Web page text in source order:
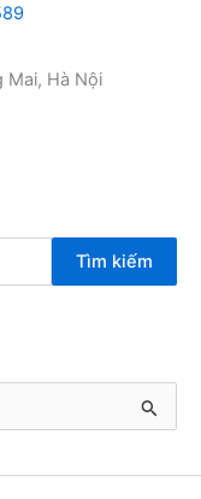
Mai, Hà Nội
Tìm kiếm